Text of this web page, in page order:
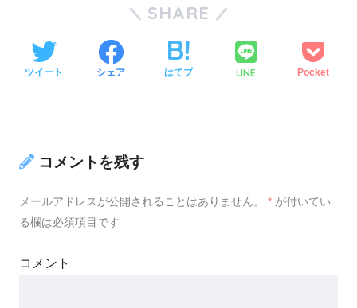
SHARE
ツイート シェア はてブ LINE Pocket
コメントを残す
メールアドレスが公開されることはありません。 * が付いてい
る欄は必須項目です
コメント